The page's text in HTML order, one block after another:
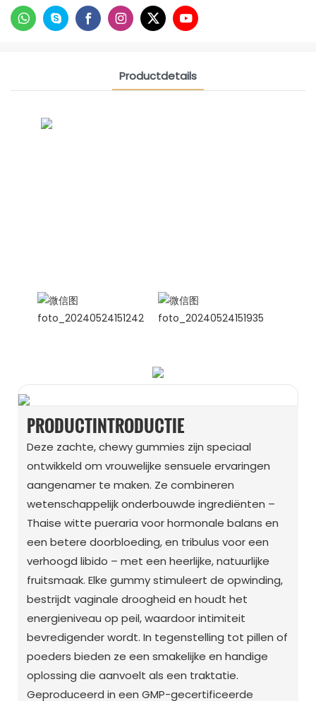
Productdetails
PRODUCTINTRODUCTIE
Deze zachte, chewy gummies zijn speciaal
ontwikkeld om vrouwelijke sensuele ervaringen
aangenamer te maken. Ze combineren
wetenschappelijk onderbouwde ingrediënten –
Thaise witte pueraria voor hormonale balans en
een betere doorbloeding, en tribulus voor een
verhoogd libido – met een heerlijke, natuurlijke
fruitsmaak. Elke gummy stimuleert de opwinding,
bestrijdt vaginale droogheid en houdt het
energieniveau op peil, waardoor intimiteit
bevredigender wordt. In tegenstelling tot pillen of
poeders bieden ze een smakelijke en handige
oplossing die aanvoelt als een traktatie.
Geproduceerd in een GMP-gecertificeerde